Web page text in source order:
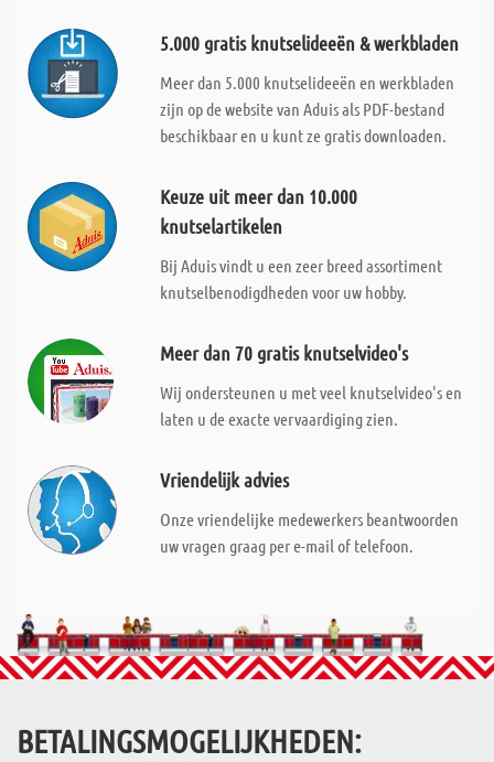
5.000 gratis knutselideeën & werkbladen
Meer dan 5.000 knutselideeën en werkbladen
zijn op de website van Aduis als PDF-bestand
beschikbaar en u kunt ze gratis downloaden.
Keuze uit meer dan 10.000
knutselartikelen
Bij Aduis vindt u een zeer breed assortiment
knutselbenodigdheden voor uw hobby.
Meer dan 70 gratis knutselvideo's
Wij ondersteunen u met veel knutselvideo's en
laten u de exacte vervaardiging zien.
Vriendelijk advies
Onze vriendelijke medewerkers beantwoorden
uw vragen graag per e-mail of telefoon.
BETALINGSMOGELIJKHEDEN: